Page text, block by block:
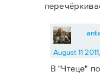
August 11
В "Чтеце"